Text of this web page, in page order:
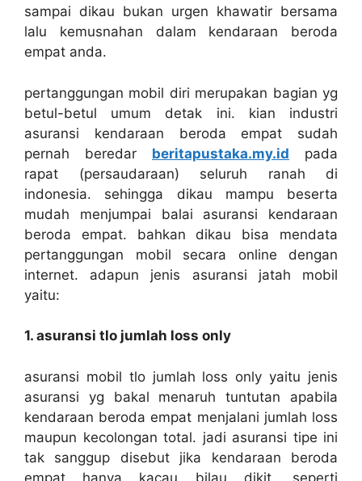
sampai dikau bukan urgen khawatir bersama
lalu kemusnahan dalam kendaraan beroda
empat anda.
pertanggungan mobil diri merupakan bagian yg
betul-betul umum detak ini. kian industri
asuransi kendaraan beroda empat sudah
pernah beredar beritapustaka.my.id pada
rapat (persaudaraan) seluruh ranah di
indonesia. sehingga dikau mampu beserta
mudah menjumpai balai asuransi kendaraan
beroda empat. bahkan dikau bisa mendata
pertanggungan mobil secara online dengan
internet. adapun jenis asuransi jatah mobil
yaitu:
1. asuransi tlo jumlah loss only
asuransi mobil tlo jumlah loss only yaitu jenis
asuransi yg bakal menaruh tuntutan apabila
kendaraan beroda empat menjalani jumlah loss
maupun kecolongan total. jadi asuransi tipe ini
tak sanggup disebut jika kendaraan beroda
empat hanya kacau bilau dikit. seperti